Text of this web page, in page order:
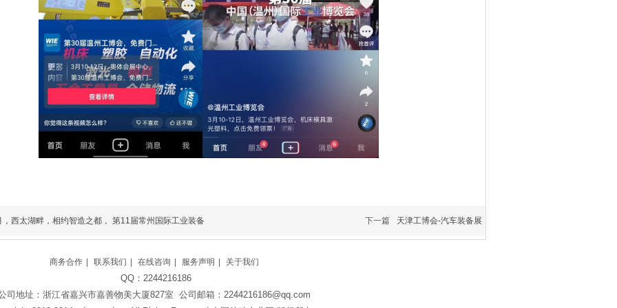
，西太湖畔，相约智造之都， 第11届常州国际工业装备 下一篇 天津工博会-汽车装备展
商务合作 联系我们 在线咨询 服务声明 关于我们
QQ：2244216186
司地址：浙江省嘉兴市嘉善物美大厦827室 公司邮箱：2244216186@qq.com